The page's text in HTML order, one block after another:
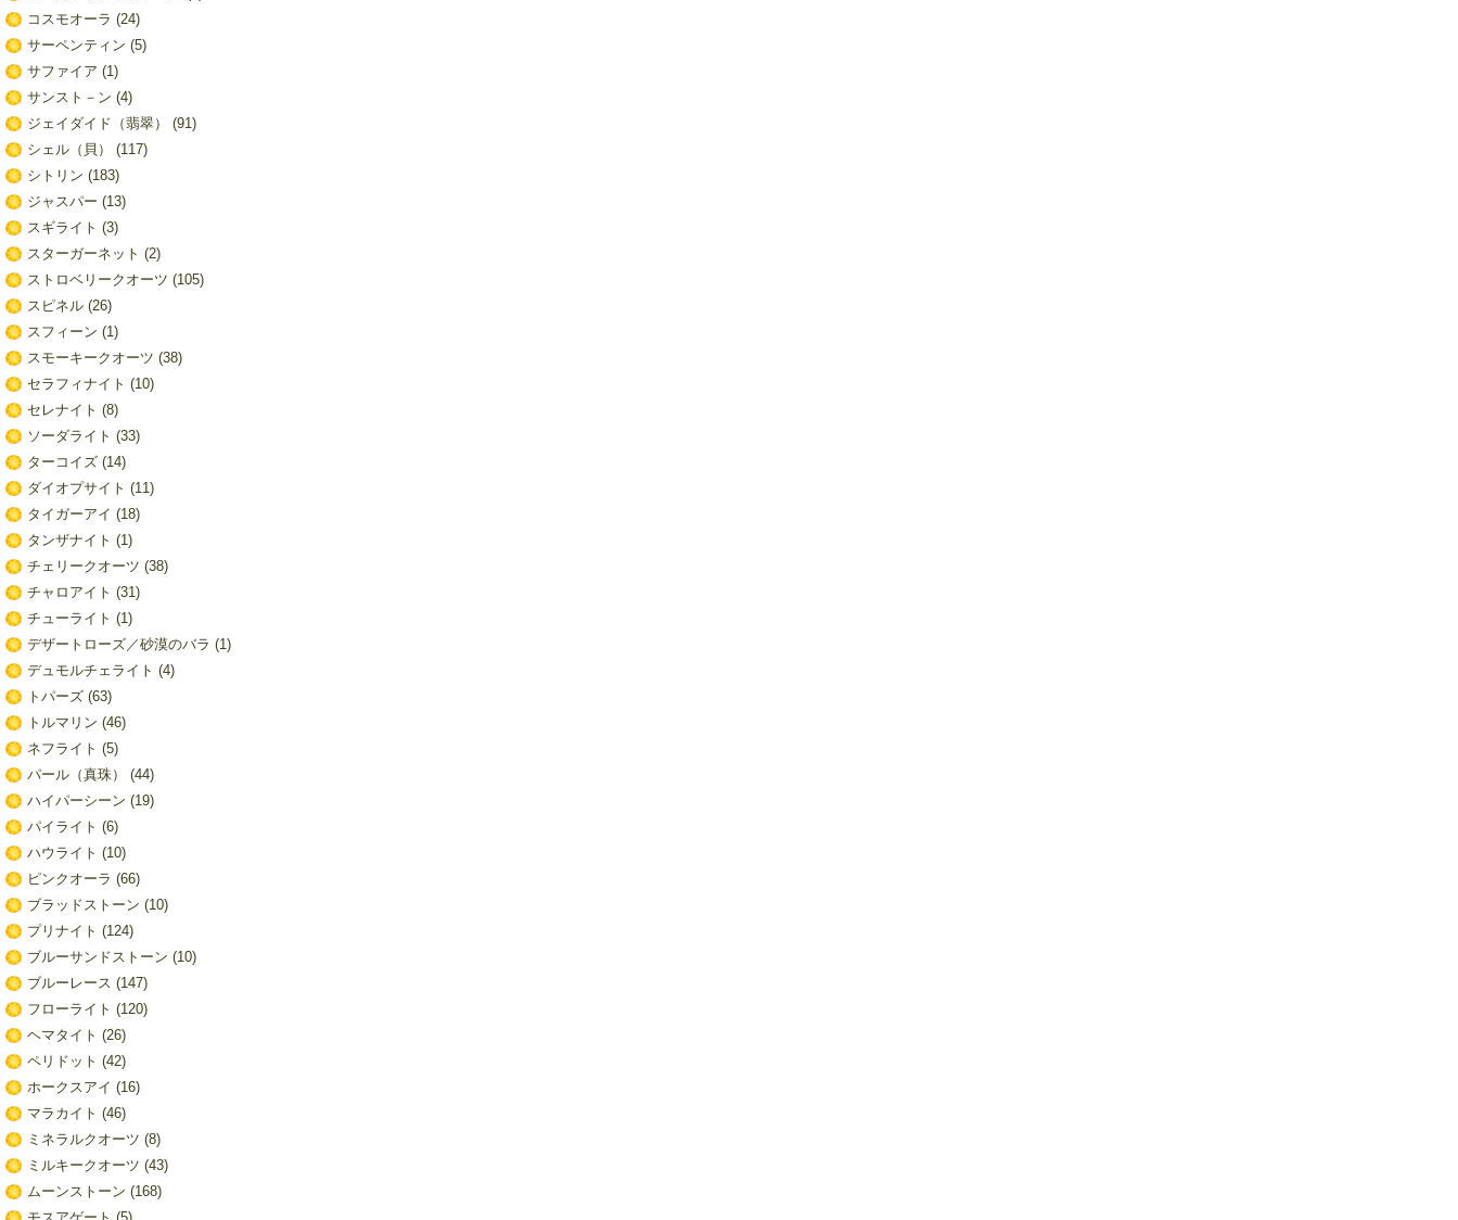
コスモオーラ (24)
サーペンティン (5)
サファイア (1)
サンスト－ン (4)
ジェイダイド（翡翠）
(91)
シェル（貝）
(117)
シトリン (183)
ジャスパー (13)
スギライト (3)
スターガーネット (2)
ストロベリークオーツ (105)
スピネル(26)
スフィーン (1)
スモーキークオーツ (38)
セラフィナイト (10)
セレナイト (8)
ソーダライト (33)
ターコイズ(14)
ダイオプサイト (11)
タイガーアイ (18)
タンザナイト (1)
チェリークオーツ (38)
チャロアイト (31)
チューライト (1)
デザートローズ／砂漠のバラ (1)
デュモルチェライト (4)
トパーズ(63)
トルマリン (46)
ネフライト (5)
パール（真珠）
(44)
ハイパーシーン (19)
パイライト (6)
ハウライト (10)
ピンクオーラ (66)
ブラッドストーン (10)
プリナイト (124)
ブルーサンドストーン (10)
ブルーレース (147)
フローライト (120)
ヘマタイト (26)
ペリドット (42)
ホークスアイ (16)
マラカイト (46)
ミネラルクオーツ (8)
ミルキークオーツ (43)
ムーンストーン (168)